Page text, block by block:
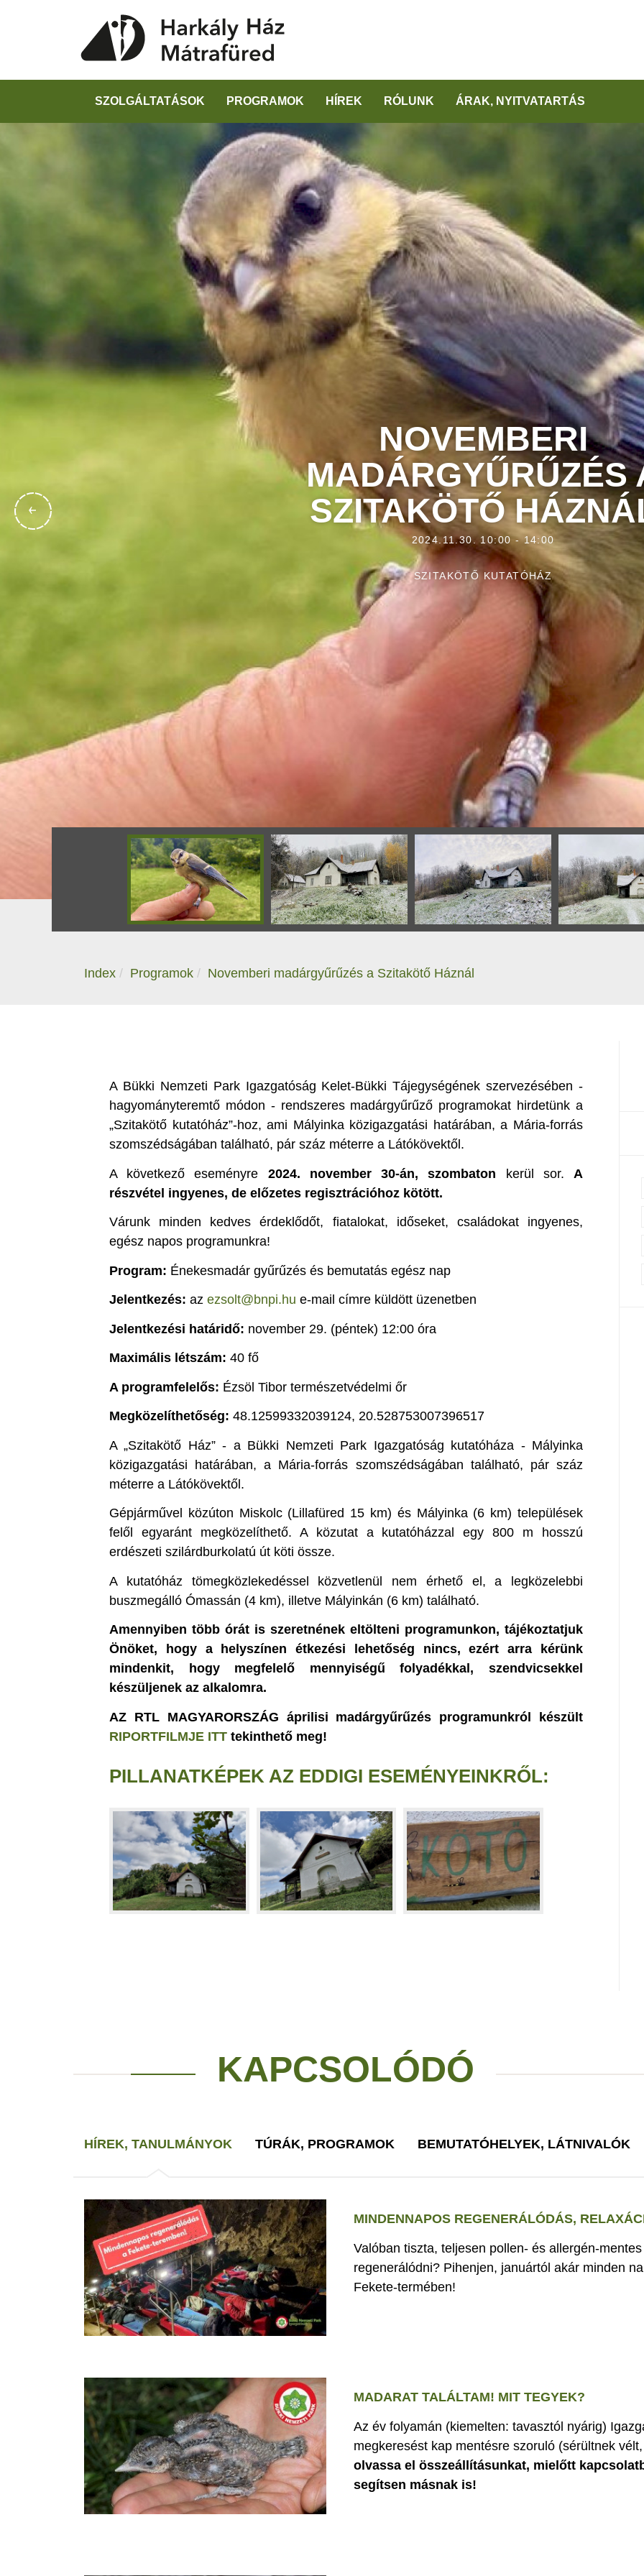
SZOLGÁLTATÁSOK PROGRAMOK HÍREK RÓLUNK ÁRAK, NYITVATARTÁS
NOVEMBERI
MADÁRGYŰRŰZÉS
SZITAKÖTŐ
2024.11.30. 10:00 - 14:00
SZITAKÖTŐ KUTATÓHÁZ
Index Programok Novemberi madárgyűrűzés a Szitakötő Háznál
A Bükki Nemzeti Park Igazgatóság Kelet-Bükki Tájegységének szervezésében -
hagyományteremtő módon - rendszeres madárgyűrűző programokat hirdetünk a
„Szitakötő kutatóház”-hoz, ami Mályinka közigazgatási határában, a Mária-forrás
szomszédságában található, pár száz méterre a Látókövektől.
A következő eseményre 2024. november 30-án, szombaton kerül sor. A
részvétel ingyenes, de előzetes regisztrációhoz kötött.
Várunk minden kedves érdeklődőt, fiatalokat, időseket, családokat ingyenes,
egész napos programunkra!
Program: Énekesmadár gyűrűzés és bemutatás egész nap
Jelentkezés: az ezsolt@bnpi.hu e-mail címre küldött üzenetben
Jelentkezési határidő: november 29. (péntek) 12:00 óra
Maximális létszám: 40 fő
A programfelelős: Ézsöl Tibor természetvédelmi őr
Megközelíthetőség: 48.12599332039124, 20.528753007396517
A „Szitakötő Ház” - a Bükki Nemzeti Park Igazgatóság kutatóháza - Mályinka
közigazgatási határában, a Mária-forrás szomszédságában található, pár száz
méterre a Látókövektől.
Gépjárművel közúton Miskolc (Lillafüred 15 km) és Mályinka (6 km) települések
felől egyaránt megközelíthető. A közutat a kutatóházzal egy 800 m hosszú
erdészeti szilárdburkolatú út köti össze.
A kutatóház tömegközlekedéssel közvetlenül nem érhető el, a legközelebbi
buszmegálló Ómassán (4 km), illetve Mályinkán (6 km) található.
Amennyiben több órát is szeretnének eltölteni programunkon, tájékoztatjuk
Önöket, hogy a helyszínen étkezési lehetőség nincs, ezért arra kérünk
mindenkit, hogy megfelelő mennyiségű folyadékkal, szendvicsekkel
készüljenek az alkalomra.
AZ RTL MAGYARORSZÁG áprilisi madárgyűrűzés programunkról készült
RIPORTFILMJE ITT tekinthető meg!
PILLANATKÉPEK AZ EDDIGI ESEMÉNYEINKRŐL:
KAPCSOLÓDÓ
HÍREK, TANULMÁNYOK TÚRÁK, PROGRAMOK BEMUTATÓHELYEK, LÁTNIVALÓK
MINDENNAPOS REGENERÁLÓDÁS,
Valóban tiszta, teljesen pollen- és allergén-
regenerálódni? Pihenjen, januártól akár minden
Fekete-termében!
MADARAT TALÁLTAM! MIT TEGYEK?
Az év folyamán (kiemelten: tavasztól nyárig)
megkeresést kap mentésre szoruló (sérültnek
olvassa el összeállításunkat, mielőtt
segítsen másnak is!